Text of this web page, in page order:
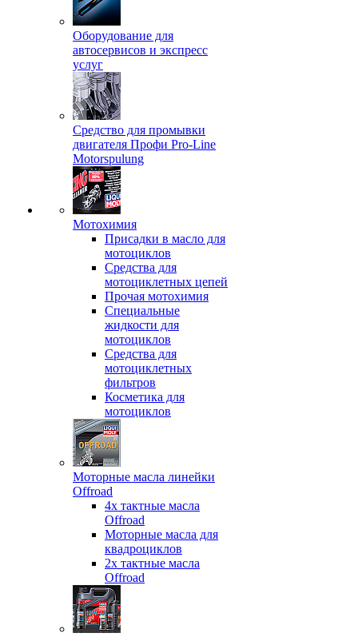
Оборудование для
автосервисов и экспресс
услуг
Средство для промывки
двигателя Профи Pro-Line
Motorspulung
Мотохимия
Присадки в масло для
мотоциклов
Средства для
мотоциклетных цепей
Прочая мотохимия
Специальные
жидкости для
мотоциклов
Средства для
мотоциклетных
фильтров
Косметика для
мотоциклов
Моторные масла линейки
Offroad
4х тактные масла
Offroad
Моторные масла для
квадроциклов
2х тактные масла
Offroad